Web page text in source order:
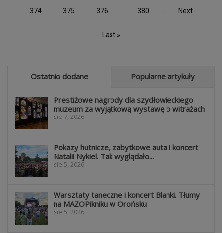
374 375 376 ... 380 ... Next
Last »
Ostatnio dodane Popularne artykuły
Prestiżowe nagrody dla szydłowieckiego
muzeum za wyjątkową wystawę o witrażach
sie 7, 2026
Pokazy hutnicze, zabytkowe auta i koncert
Natalii Nykiel. Tak wyglądało...
sie 5, 2026
Warsztaty taneczne i koncert Blanki. Tłumy
na MAZOPikniku w Orońsku
sie 5, 2026